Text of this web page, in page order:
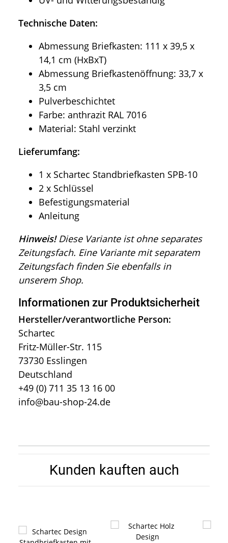
Technische Daten:
Abmessung Briefkasten: 111 x 39,5 x
14,1 cm (HxBxT)
Abmessung Briefkastenöffnung: 33,7 x
3,5 cm
Pulverbeschichtet
Farbe: anthrazit RAL 7016
Material: Stahl verzinkt
Lieferumfang:
1 x Schartec Standbriefkasten SPB-10
2 x Schlüssel
Befestigungsmaterial
Anleitung
Hinweis!Diese Variante ist ohne separates
Zeitungsfach. Eine Variante mit separatem
Zeitungsfach finden Sie ebenfalls in
unserem Shop.
Informationen zur Produktsicherheit
Hersteller/verantwortliche Person:
Schartec
Fritz-Müller-Str. 115
73730 Esslingen
Deutschland
+49 (0) 711 35 13 16 00
info@bau-shop-24.de
Kunden kauften auch